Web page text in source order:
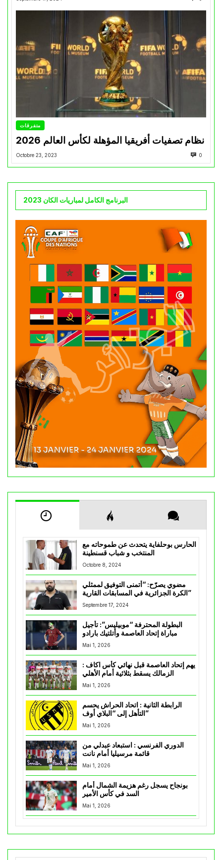
متفرقات
نظام تصفيات أفريقيا المؤهلة لكأس العالم 2026
Octobre 23, 2023 0
البرنامج الكامل لمباريات الكان 2023
الحارس بوحلفاية يتحدث عن طموحاته مع
المنتخب و شباب قسنطينة
Octobre 8, 2024
مضوي يصرّح: “أتمنى التوفيق لممثلي
الكرة الجزائرية في المسابقات القارية”
Septembre 17, 2024
البطولة المحترفة “موبيليس”: تأجيل
مباراة إتحاد العاصمة وأتلتيك بارادو
Mai 1, 2026
يهم إتحاد العاصمة قبل نهائي كأس اكاف :
Mai 1, 2026
الرابطة الثانية : اتحاد الحراش يحسم
التأهل إلى “البلاي أوف”
Mai 1, 2026
الدوري الفرنسي : استبعاد عبدلي من
قائمة مرسيليا أمام نانت
Mai 1, 2026
بونجاح يسجل رغم هزيمة الشمال أمام
السد في كأس الأمير
Mai 1, 2026